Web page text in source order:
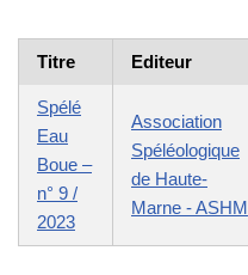
Titre Editeur
Spélé
Eau
Boue –
n° 9 /
2023
Association
Spéléologique
de Haute-
Marne - ASHM